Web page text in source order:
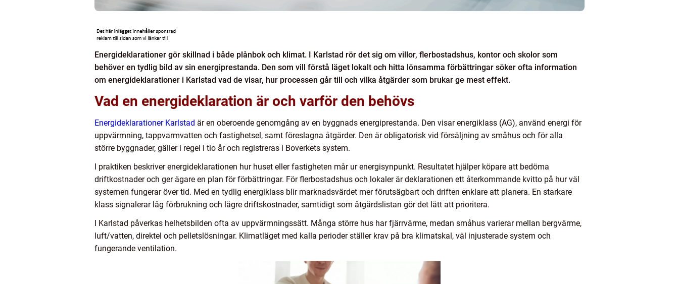
Energideklarationer gör skillnad i både plånbok och klimat. I Karlstad rör det sig om villor, flerbostadshus, kontor och skolor som
behöver en tydlig bild av sin energiprestanda. Den som vill förstå läget lokalt och hitta lönsamma förbättringar söker ofta information
om energideklarationer i Karlstad vad de visar, hur processen går till och vilka åtgärder som brukar ge mest effekt.
Vad en energideklaration är och varför den behövs
Energideklarationer Karlstad är en oberoende genomgång av en byggnads energiprestanda. Den visar energiklass (AG), använd energi för
uppvärmning, tappvarmvatten och fastighetsel, samt föreslagna åtgärder. Den är obligatorisk vid försäljning av småhus och för alla
större byggnader, gäller i regel i tio år och registreras i Boverkets system.
I praktiken beskriver energideklarationen hur huset eller fastigheten mår ur energisynpunkt. Resultatet hjälper köpare att bedöma
driftkostnader och ger ägare en plan för förbättringar. För flerbostadshus och lokaler är deklarationen ett återkommande kvitto på hur väl
systemen fungerar över tid. Med en tydlig energiklass blir marknadsvärdet mer förutsägbart och driften enklare att planera. En starkare
klass signalerar låg förbrukning och lägre driftskostnader, samtidigt som åtgärdslistan gör det lätt att prioritera.
I Karlstad påverkas helhetsbilden ofta av uppvärmningssätt. Många större hus har fjärrvärme, medan småhus varierar mellan bergvärme,
luft/vatten, direktel och pelletslösningar. Klimatläget med kalla perioder ställer krav på bra klimatskal, väl injusterade system och
fungerande ventilation.